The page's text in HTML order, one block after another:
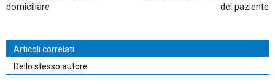
domiciliare
del paziente
Articoli correlati
Dello stesso autore